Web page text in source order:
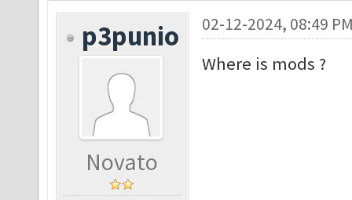
p3punio
Novato
02-12-2024, 08:49
Where is mods ?